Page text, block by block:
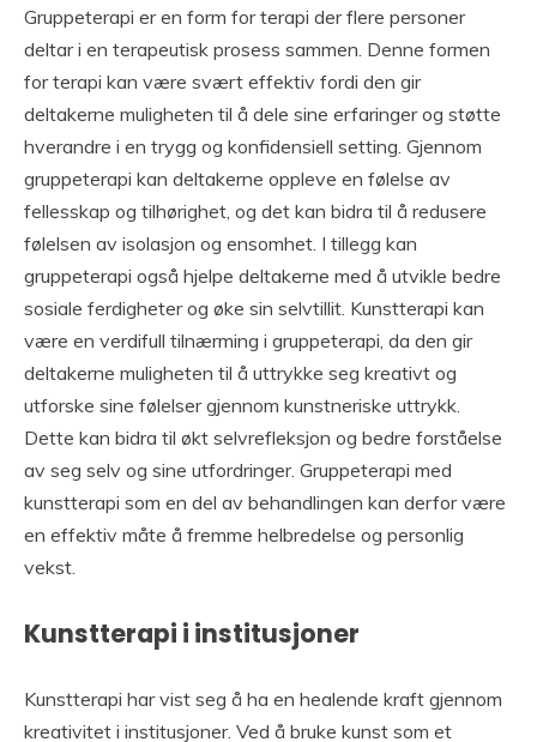
Gruppeterapi er en form for terapi der flere personer
deltar i en terapeutisk prosess sammen. Denne formen
for terapi kan være svært effektiv fordi den gir
deltakerne muligheten til å dele sine erfaringer og støtte
hverandre i en trygg og konfidensiell setting. Gjennom
gruppeterapi kan deltakerne oppleve en følelse av
fellesskap og tilhørighet, og det kan bidra til å redusere
følelsen av isolasjon og ensomhet. I tillegg kan
gruppeterapi også hjelpe deltakerne med å utvikle bedre
sosiale ferdigheter og øke sin selvtillit. Kunstterapi kan
være en verdifull tilnærming i gruppeterapi, da den gir
deltakerne muligheten til å uttrykke seg kreativt og
utforske sine følelser gjennom kunstneriske uttrykk.
Dette kan bidra til økt selvrefleksjon og bedre forståelse
av seg selv og sine utfordringer. Gruppeterapi med
kunstterapi som en del av behandlingen kan derfor være
en effektiv måte å fremme helbredelse og personlig
vekst.
Kunstterapi i institusjoner
Kunstterapi har vist seg å ha en healende kraft gjennom
kreativitet i institusjoner. Ved å bruke kunst som et